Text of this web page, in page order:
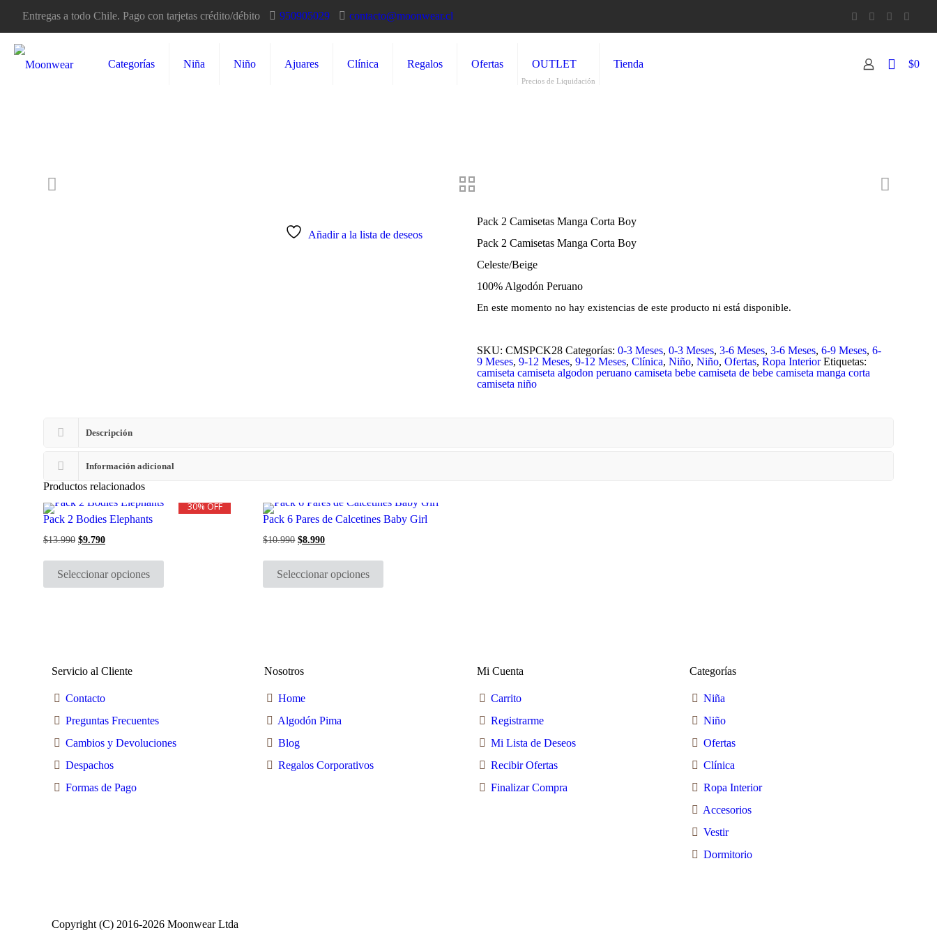
Entregas a todo Chile. Pago con tarjetas crédito/débito 950905029 contacto@moonwear.cl
Categorías Niña Niño Ajuares Clínica Regalos Ofertas OUTLET
Precios de Liquidación
Tienda $0
Añadir a la lista de deseos
Pack 2 Camisetas Manga Corta Boy
Pack 2 Camisetas Manga Corta Boy
Celeste/Beige
100% Algodón Peruano
En este momento no hay existencias de este producto ni está disponible.
SKU: CMSPCK28 Categorías: 0-3 Meses, 0-3 Meses, 3-6 Meses, 3-6 Meses, 6-9 Meses, 6-
9 Meses, 9-12 Meses, 9-12 Meses, Clínica, Niño, Niño, Ofertas, Ropa Interior Etiquetas:
camiseta camiseta algodon peruano camiseta bebe camiseta de bebe camiseta manga corta
camiseta niño
Descripción
Información adicional
Productos relacionados
30% OFF
Pack 2 Bodies Elephants
$13.990 El
original
$13.990.
$9.790
actual
$9.790.
Seleccionar opciones
Pack 6 Pares de Calcetines Baby Girl
$10.990 El
original
$10.990.
$8.990
actual
$8.990.
Seleccionar opciones
Servicio al Cliente
Contacto
Preguntas Frecuentes
Cambios y Devoluciones
Despachos
Formas de Pago
Nosotros
Home
Algodón Pima
Blog
Regalos Corporativos
Mi Cuenta
Carrito
Registrarme
Mi Lista de Deseos
Recibir Ofertas
Finalizar Compra
Categorías
Niña
Niño
Ofertas
Clínica
Ropa Interior
Accesorios
Vestir
Dormitorio
Copyright (C) 2016-2026 Moonwear Ltda